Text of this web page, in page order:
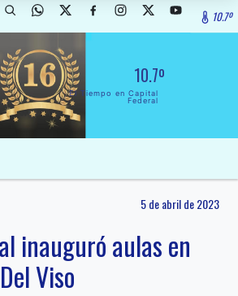
10.7º
10.7º
El Tiempo en Capital
Federal
5 de abril de 2023
inauguró aulas en
Viso